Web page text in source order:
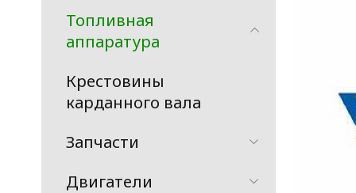
Топливная
аппаратура
Крестовины
карданного вала
Запчасти
Двигатели